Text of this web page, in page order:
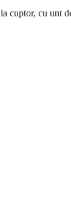
cuptor, cu unt